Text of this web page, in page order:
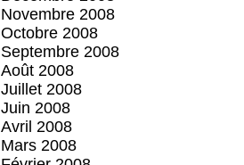
Novembre 2008
Octobre 2008
Septembre 2008
Août 2008
Juillet 2008
Juin 2008
Avril 2008
Mars 2008